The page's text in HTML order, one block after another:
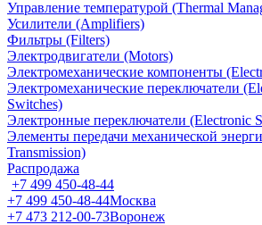
Управление температурой (Thermal
Усилители (Amplifiers)
Фильтры (Filters)
Электродвигатели (Motors)
Электромеханические компоненты
Электромеханические переключатели
Switches)
Электронные переключатели (Electronic
Элементы передачи механической
Transmission)
Распродажа
+7 499 450-48-44
+7 499 450-48-44Москва
+7 473 212-00-73Воронеж